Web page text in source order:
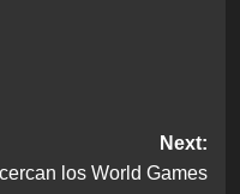
Next:
los World Games